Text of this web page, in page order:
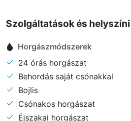
Szolgáltatások és
Horgászmódszerek
24 órás horgászat
Behordás saját csónakkal
Bojlis
Csónakos horgászat
Éjszakai horgászat